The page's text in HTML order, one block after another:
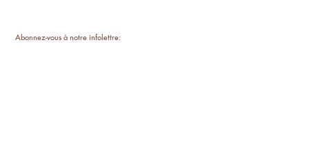
Abonnez-vous à notre infolettre: